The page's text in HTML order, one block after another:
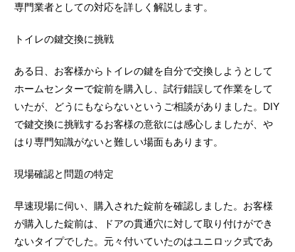
専門業者としての対応を詳しく解説します。
トイレの鍵交換に挑戦
ある日、お客様からトイレの鍵を自分で交換しようとして
ホームセンターで錠前を購入し、試行錯誤して作業をして
いたが、どうにもならないというご相談がありました。DIY
で鍵交換に挑戦するお客様の意欲には感心しましたが、や
はり専門知識がないと難しい場面もあります。
現場確認と問題の特定
早速現場に伺い、購入された錠前を確認しました。お客様
が購入した錠前は、ドアの貫通穴に対して取り付けができ
ないタイプでした。元々付いていたのはユニロック式であ